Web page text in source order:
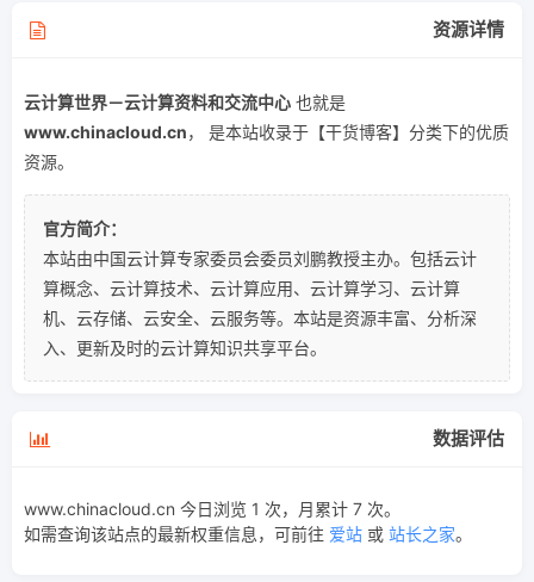
资源详情
云计算世界－云计算资料和交流中心 也就是
www.chinacloud.cn， 是本站收录于【干货博客】分类下的优质
资源。
官方简介：
本站由中国云计算专家委员会委员刘鹏教授主办。包括云计
算概念、云计算技术、云计算应用、云计算学习、云计算
机、云存储、云安全、云服务等。本站是资源丰富、分析深
入、更新及时的云计算知识共享平台。
数据评估
www.chinacloud.cn 今日浏览 1 次，月累计 7 次。
如需查询该站点的最新权重信息，可前往 爱站 或 站长之家。